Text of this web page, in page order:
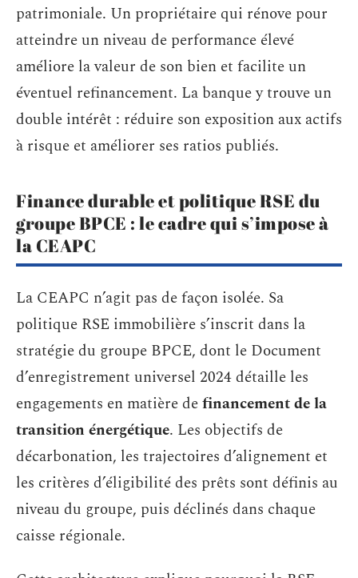
patrimoniale. Un propriétaire qui rénove pour
atteindre un niveau de performance élevé
améliore la valeur de son bien et facilite un
éventuel refinancement. La banque y trouve un
double intérêt : réduire son exposition aux actifs
à risque et améliorer ses ratios publiés.
Finance durable et politique RSE du
groupe BPCE : le cadre qui s’impose à
la CEAPC
La CEAPC n’agit pas de façon isolée. Sa
politique RSE immobilière s’inscrit dans la
stratégie du groupe BPCE, dont le Document
d’enregistrement universel 2024 détaille les
engagements en matière definancement de la
transition énergétique. Les objectifs de
décarbonation, les trajectoires d’alignement et
les critères d’éligibilité des prêts sont définis au
niveau du groupe, puis déclinés dans chaque
caisse régionale.